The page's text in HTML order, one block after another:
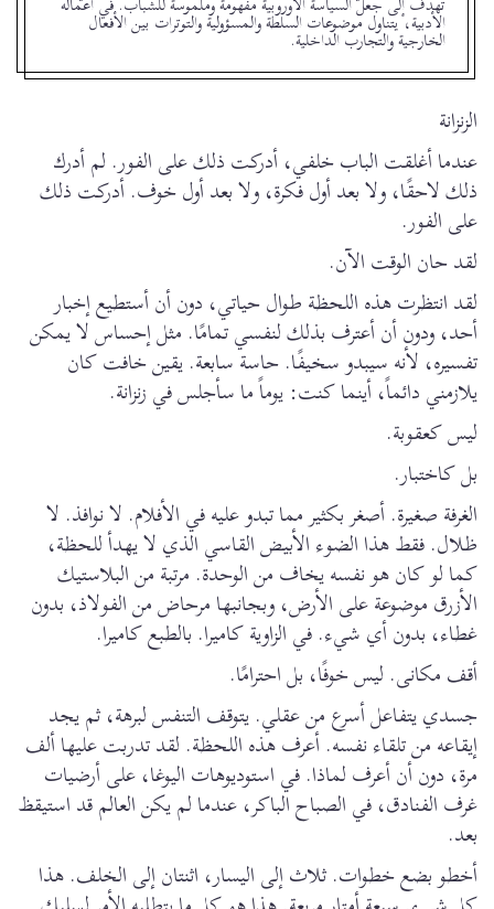
الأدبية، يتناول موضوعات السلطة والمسؤولية والتوترات بين الأفعال
الخارجية والتجارب الداخلية.
الزنزانة
عندما أغلقت الباب خلفي، أدركت ذلك على الفور. لم أدرك
ذلك لاحقًا، ولا بعد أول فكرة، ولا بعد أول خوف. أدركت ذلك
على الفور.
لقد حان الوقت الآن.
لقد انتظرت هذه اللحظة طوال حياتي، دون أن أستطيع إخبار
أحد، ودون أن أعترف بذلك لنفسي تمامًا. مثل إحساس لا يمكن
تفسيره، لأنه سيبدو سخيفًا. حاسة سابعة. يقين خافت كان
يلازمني دائماً، أينما كنت: يوماً ما سأجلس في زنزانة.
ليس كعقوبة.
بل كاختبار.
الغرفة صغيرة. أصغر بكثير مما تبدو عليه في الأفلام. لا نوافذ. لا
ظلال. فقط هذا الضوء الأبيض القاسي الذي لا يهدأ للحظة،
كما لو كان هو نفسه يخاف من الوحدة. مرتبة من البلاستيك
الأزرق موضوعة على الأرض، وبجانبها مرحاض من الفولاذ، بدون
غطاء، بدون أي شيء. في الزاوية كاميرا. بالطبع كاميرا.
أقف مكانى. ليس خوفًا، بل احترامًا.
جسدي يتفاعل أسرع من عقلي. يتوقف التنفس لبرهة، ثم يجد
إيقاعه من تلقاء نفسه. أعرف هذه اللحظة. لقد تدربت عليها ألف
مرة، دون أن أعرف لماذا. في استوديوهات اليوغا، على أرضيات
غرف الفنادق، في الصباح الباكر، عندما لم يكن العالم قد استيقظ
بعد.
أخطو بضع خطوات. ثلاث إلى اليسار، اثنتان إلى الخلف. هذا